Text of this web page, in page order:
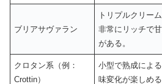
ブリアサヴァラン
トリプルクリーム
非常にリッチで
がある。
クロタン系（例：
Crottin）
小型で熟成によ
味変化が楽しめる